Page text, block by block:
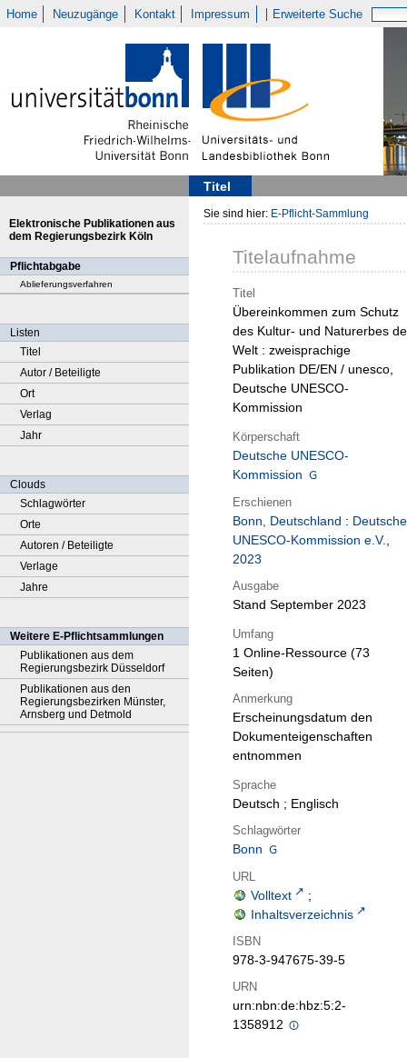
Home Neuzugänge Kontakt Impressum Erweiterte Suche
Titel
Elektronische Publikationen aus
dem Regierungsbezirk Köln
Pflichtabgabe
Ablieferungsverfahren
Listen
Titel
Autor / Beteiligte
Ort
Verlag
Jahr
Clouds
Schlagwörter
Orte
Autoren / Beteiligte
Verlage
Jahre
Weitere E-Pflichtsammlungen
Publikationen aus dem
Regierungsbezirk Düsseldorf
Publikationen aus den
Regierungsbezirken Münster,
Arnsberg und Detmold
Sie sind hier: E-Pflicht-Sammlung
Titelaufnahme
Titel
Übereinkommen zum Schutz
des Kultur- und Naturerbes
Welt : zweisprachige
Publikation DE/EN / unesco,
Deutsche UNESCO-
Kommission
Körperschaft
Deutsche UNESCO-
Kommission
Erschienen
Bonn, Deutschland : Deutsche
UNESCO-Kommission e.V.,
2023
Ausgabe
Stand September 2023
Umfang
1 Online-Ressource (73
Seiten)
Anmerkung
Erscheinungsdatum den
Dokumenteigenschaften
entnommen
Sprache
Deutsch ; Englisch
Schlagwörter
Bonn
URL
Volltext
;
Inhaltsverzeichnis
ISBN
978-3-947675-39-5
URN
urn:nbn:de:hbz:5:2-
1358912